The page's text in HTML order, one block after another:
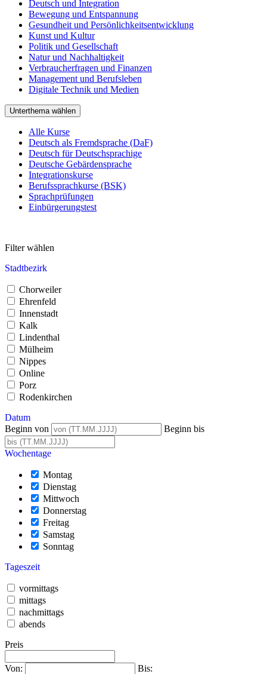
Deutsch und Integration
Bewegung und Entspannung
Gesundheit und Persönlichkeitsentwicklung
Kunst und Kultur
Politik und Gesellschaft
Natur und Nachhaltigkeit
Verbraucherfragen und Finanzen
Management und Berufsleben
Digitale Technik und Medien
Unterthema wählen
Alle Kurse
Deutsch als Fremdsprache (DaF)
Deutsch für Deutschsprachige
Deutsche Gebärdensprache
Integrationskurse
Berufssprachkurse (BSK)
Sprachprüfungen
Einbürgerungstest
Filter wählen
Stadtbezirk
Chorweiler
Ehrenfeld
Innenstadt
Kalk
Lindenthal
Mülheim
Nippes
Online
Porz
Rodenkirchen
Datum
Beginn von
Beginn bis
Wochentage
Montag
Dienstag
Mittwoch
Donnerstag
Freitag
Samstag
Sonntag
Tageszeit
vormittags
mittags
nachmittags
abends
Preis
Von: Bis: